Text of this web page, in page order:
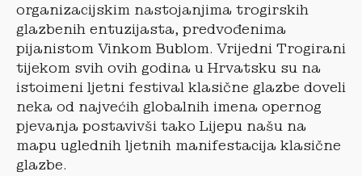
organizacijskim nastojanjima trogirskih
glazbenih entuzijasta, predvođenima
pijanistom Vinkom Bublom. Vrijedni Trogirani
tijekom svih ovih godina u Hrvatsku su na
istoimeni ljetni festival klasične glazbe doveli
neka od najvećih globalnih imena opernog
pjevanja postavivši tako Lijepu našu na
mapu uglednih ljetnih manifestacija klasične
glazbe.